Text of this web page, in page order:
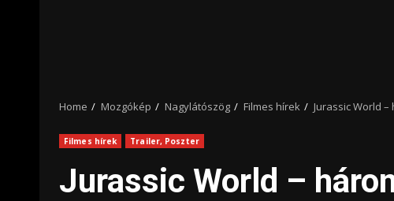
Home Mozgókép Nagylátószög Filmes hírek Jurassic World
Filmes hírek Trailer, Poszter
Jurassic World –